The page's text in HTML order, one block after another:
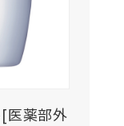
医薬部外